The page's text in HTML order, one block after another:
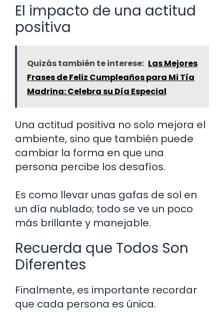
El impacto de una actitud
positiva
Quizás también te interese: Las Mejores
Frases de Feliz Cumpleaños para Mi Tía
Madrina: Celebra su Día Especial
Una actitud positiva no solo mejora el
ambiente, sino que también puede
cambiar la forma en que una
persona percibe los desafíos.
Es como llevar unas gafas de sol en
un día nublado; todo se ve un poco
más brillante y manejable.
Recuerda que Todos Son
Diferentes
Finalmente, es importante recordar
que cada persona es única.